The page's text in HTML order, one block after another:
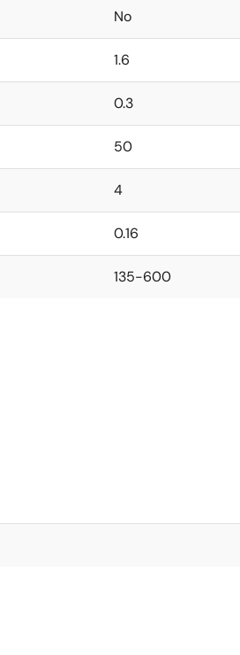
No
1.6
0.3
50
4
0.16
135-600